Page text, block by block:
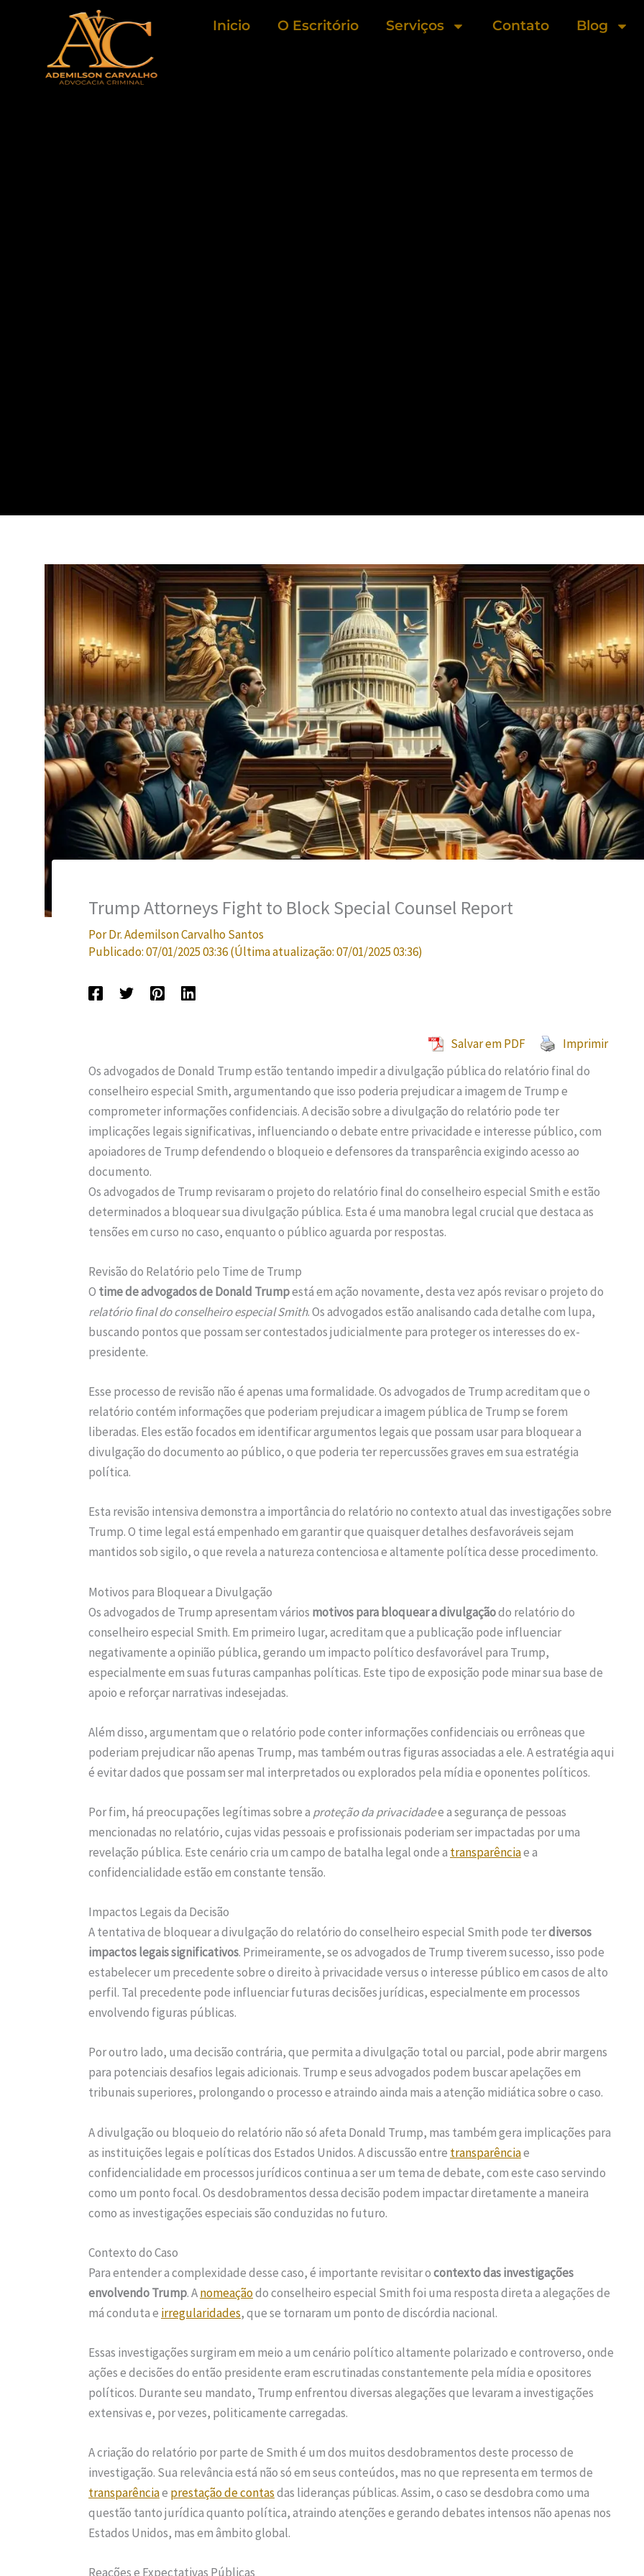
conteúdo
Inicio O Escritório Serviços Contato Blog
Trump Attorneys Fight to Block Special Counsel Report
PorDr. Ademilson Carvalho Santos
Publicado:07/01/2025 03:36(Última atualização:07/01/2025 03:36)
Salvar em PDF
Imprimir
Os advogados de Donald Trump estão tentando impedir a divulgação pública do relatório final do
conselheiro especial Smith, argumentando que isso poderia prejudicar a imagem de Trump e
comprometer informações confidenciais. A decisão sobre a divulgação do relatório pode ter
implicações legais significativas, influenciando o debate entre privacidade e interesse público, com
apoiadores de Trump defendendo o bloqueio e defensores da transparência exigindo acesso ao
documento.
Os advogados de Trump revisaram o projeto do relatório final do conselheiro especial Smith e estão
determinados a bloquear sua divulgação pública. Esta é uma manobra legal crucial que destaca as
tensões em curso no caso, enquanto o público aguarda por respostas.
Revisão do Relatório pelo Time de Trump
O time de advogados de Donald Trumpestá em ação novamente, desta vez após revisar o projeto do
relatório final do conselheiro especial Smith. Os advogados estão analisando cada detalhe com lupa,
buscando pontos que possam ser contestados judicialmente para proteger os interesses do ex-
presidente.
Esse processo de revisão não é apenas uma formalidade. Os advogados de Trump acreditam que o
relatório contém informações que poderiam prejudicar a imagem pública de Trump se forem
liberadas. Eles estão focados em identificar argumentos legais que possam usar para bloquear a
divulgação do documento ao público, o que poderia ter repercussões graves em sua estratégia
política.
Esta revisão intensiva demonstra a importância do relatório no contexto atual das investigações sobre
Trump. O time legal está empenhado em garantir que quaisquer detalhes desfavoráveis sejam
mantidos sob sigilo, o que revela a natureza contenciosa e altamente política desse procedimento.
Motivos para Bloquear a Divulgação
Os advogados de Trump apresentam vários motivos para bloquear a divulgaçãodo relatório do
conselheiro especial Smith. Em primeiro lugar, acreditam que a publicação pode influenciar
negativamente a opinião pública, gerando um impacto político desfavorável para Trump,
especialmente em suas futuras campanhas políticas. Este tipo de exposição pode minar sua base de
apoio e reforçar narrativas indesejadas.
Além disso, argumentam que o relatório pode conter informações confidenciais ou errôneas que
poderiam prejudicar não apenas Trump, mas também outras figuras associadas a ele. A estratégia aqui
é evitar dados que possam ser mal interpretados ou explorados pela mídia e oponentes políticos.
Por fim, há preocupações legítimas sobre a proteção da privacidadee a segurança de pessoas
mencionadas no relatório, cujas vidas pessoais e profissionais poderiam ser impactadas por uma
revelação pública. Este cenário cria um campo de batalha legal onde a transparênciae a
confidencialidade estão em constante tensão.
Impactos Legais da Decisão
A tentativa de bloquear a divulgação do relatório do conselheiro especial Smith pode terdiversos
impactos legais significativos. Primeiramente, se os advogados de Trump tiverem sucesso, isso pode
estabelecer um precedente sobre o direito à privacidade versus o interesse público em casos de alto
perfil. Tal precedente pode influenciar futuras decisões jurídicas, especialmente em processos
envolvendo figuras públicas.
Por outro lado, uma decisão contrária, que permita a divulgação total ou parcial, pode abrir margens
para potenciais desafios legais adicionais. Trump e seus advogados podem buscar apelações em
tribunais superiores, prolongando o processo e atraindo ainda mais a atenção midiática sobre o caso.
A divulgação ou bloqueio do relatório não só afeta Donald Trump, mas também gera implicações para
as instituições legais e políticas dos Estados Unidos. A discussão entre transparênciae
confidencialidade em processos jurídicos continua a ser um tema de debate, com este caso servindo
como um ponto focal. Os desdobramentos dessa decisão podem impactar diretamente a maneira
como as investigações especiais são conduzidas no futuro.
Contexto do Caso
Para entender a complexidade desse caso, é importante revisitar ocontexto das investigações
envolvendo Trump. Anomeaçãodo conselheiro especial Smith foi uma resposta direta a alegações de
má conduta e irregularidades, que se tornaram um ponto de discórdia nacional.
Essas investigações surgiram em meio a um cenário político altamente polarizado e controverso, onde
ações e decisões do então presidente eram escrutinadas constantemente pela mídia e opositores
políticos. Durante seu mandato, Trump enfrentou diversas alegações que levaram a investigações
extensivas e, por vezes, politicamente carregadas.
A criação do relatório por parte de Smith é um dos muitos desdobramentos deste processo de
investigação. Sua relevância está não só em seus conteúdos, mas no que representa em termos de
transparênciae prestação de contasdas lideranças públicas. Assim, o caso se desdobra como uma
questão tanto jurídica quanto política, atraindo atenções e gerando debates intensos não apenas nos
Estados Unidos, mas em âmbito global.
Reações e Expectativas Públicas